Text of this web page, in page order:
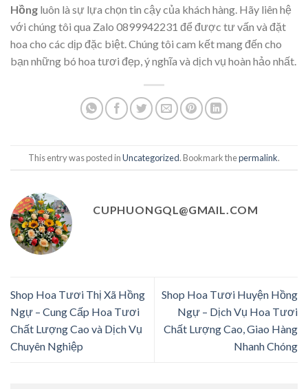
Hồng luôn là sự lựa chọn tin cậy của khách hàng. Hãy liên hệ
với chúng tôi qua Zalo 0899942231 để được tư vấn và đặt
hoa cho các dịp đặc biệt. Chúng tôi cam kết mang đến cho
bạn những bó hoa tươi đẹp, ý nghĩa và dịch vụ hoàn hảo nhất.
This entry was posted inUncategorized. Bookmark thepermalink.
CUPHUONGQL@GMAIL.COM
Shop Hoa Tươi Thị Xã Hồng
Ngự – Cung Cấp Hoa Tươi
Chất Lượng Cao và Dịch Vụ
Chuyên Nghiệp
Shop Hoa Tươi Huyện Hồng
Ngự – Dịch Vụ Hoa Tươi
Chất Lượng Cao, Giao Hàng
Nhanh Chóng